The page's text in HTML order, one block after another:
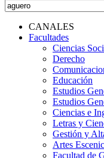
CANALES
Facultades
Ciencias
Derecho
Educación
Estudios
Estudios
Ciencias e
Letras y
Gestión y
Artes
Facultad de